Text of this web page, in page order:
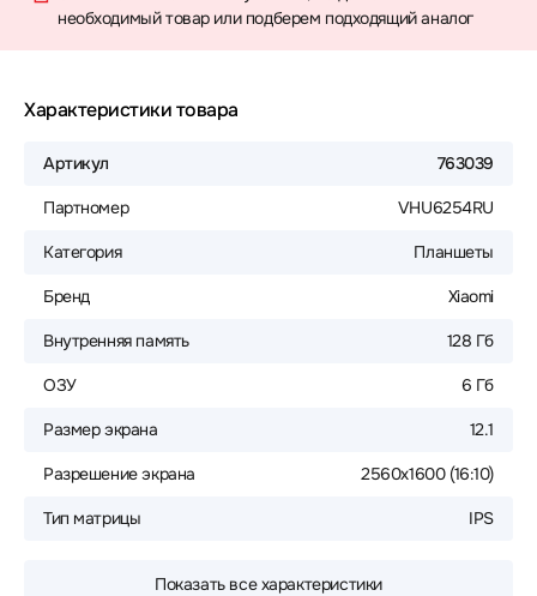
необходимый товар или подберем подходящий аналог
Характеристики товара
Артикул 763039
Партномер VHU6254RU
Категория Планшеты
Бренд Xiaomi
Внутренняя память 128 Гб
ОЗУ 6 Гб
Размер экрана 12.1
Разрешение экрана 2560х1600 (16:10)
Тип матрицы IPS
Показать все характеристики